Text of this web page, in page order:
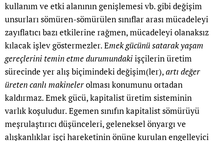
kullanım ve etki alanının genişlemesi vb. gibi değişim
unsurları sömüren-sömürülen sınıflar arası mücadeleyi
zayıflatıcı bazı etkilerine rağmen, mücadeleyi olanaksız
kılacak işlev göstermezler. Emek gücünü satarak yaşam
gereçlerini temin etme durumundakiişçilerin üretim
sürecinde yer alış biçimindeki değişim(ler),artı değer
üreten canlı makinelerolması konumunu ortadan
kaldırmaz. Emek gücü, kapitalist üretim sisteminin
varlık koşuludur. Egemen sınıfın kapitalist sömürüyü
meşrulaştırıcı düşünceleri, geleneksel önyargı ve
alışkanlıklar işçi hareketinin önüne kurulan engelleyici